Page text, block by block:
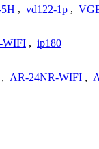
, vd122-1p ,
WIFI , ip180
, AR-24NR-WIFI ,